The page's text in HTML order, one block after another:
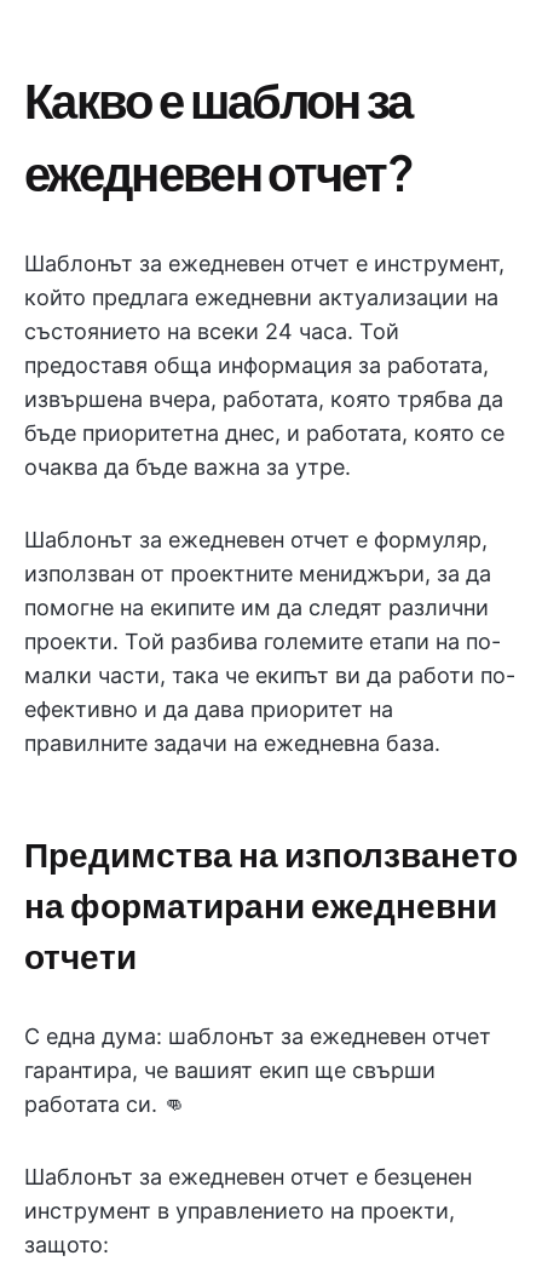
Какво е шаблон за
ежедневен отчет?
Шаблонът за ежедневен отчет е инструмент,
който предлага ежедневни актуализации на
състоянието на всеки 24 часа. Той
предоставя обща информация за работата,
извършена вчера, работата, която трябва да
бъде приоритетна днес, и работата, която се
очаква да бъде важна за утре.
Шаблонът за ежедневен отчет е формуляр,
използван от проектните мениджъри, за да
помогне на екипите им да следят различни
проекти. Той разбива големите етапи на по-
малки части, така че екипът ви да работи по-
ефективно и да дава приоритет на
правилните задачи на ежедневна база.
Предимства на използването
на форматирани ежедневни
отчети
С една дума: шаблонът за ежедневен отчет
гарантира, че вашият екип ще свърши
работата си. 👊
Шаблонът за ежедневен отчет е безценен
инструмент в управлението на проекти,
защото: